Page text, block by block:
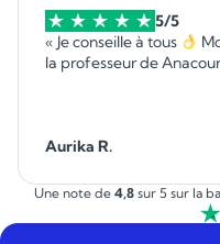
5/5
« Je conseille à tous
la professeur de
Aurika R.
Une note de 4,8sur 5 sur la